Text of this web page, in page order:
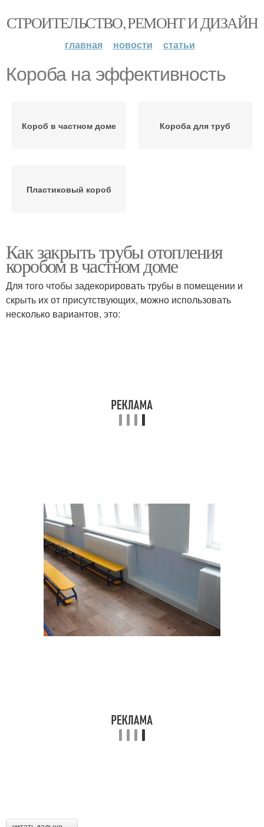
СТРОИТЕЛЬСТВО, РЕМОНТ И ДИЗАЙН
главная новости статьи
Короба на эффективность
Короб в частном доме Короба для труб
Пластиковый короб
Как закрыть трубы отопления
коробом в частном доме
Для того чтобы задекорировать трубы в помещении и
скрыть их от присутствующих, можно использовать
несколько вариантов, это: